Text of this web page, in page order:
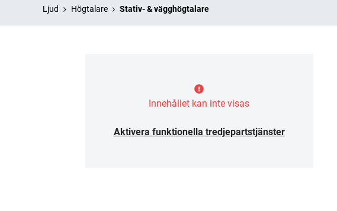
Ljud Högtalare Stativ- & vägghögtalare
Innehållet kan inte visas
Aktivera funktionella tredjepartstjänster